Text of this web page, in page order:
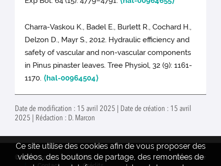
Charra-Vaskou K., Badel E., Burlett R., Cochard H.,
Delzon D., Mayr S., 2012. Hydraulic efficiency and
safety of vascular and non-vascular components
in Pinus pinaster leaves. Tree Physiol, 32 (9): 1161-
1170. ⟨hal-00964504⟩
Date de modification : 15 avril 2025 | Date de création : 15 avril
2025 | Rédaction : D. Marcon
Ce site utilise des cookies afin de vous proposer des
vidéos, des boutons de partage, des remontées de
© INRAE 2022
Actualités
www.inrae.fr